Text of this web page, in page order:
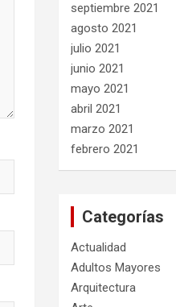
septiembre 2021
agosto 2021
julio 2021
junio 2021
mayo 2021
abril 2021
marzo 2021
febrero 2021
Categorías
Actualidad
Adultos Mayores
Arquitectura